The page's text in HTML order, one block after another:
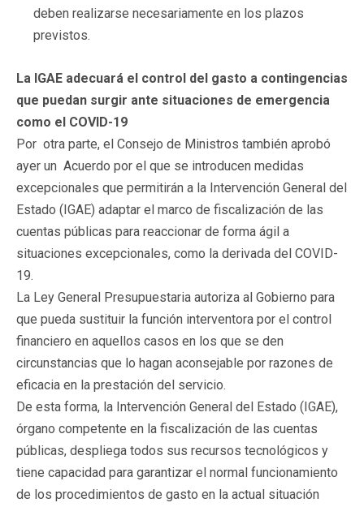
deben realizarse necesariamente en los plazos
previstos.
La IGAE adecuará el control del gasto a contingencias
que puedan surgir ante situaciones de emergencia
como el COVID-19
Por otra parte, el Consejo de Ministros también aprobó
ayer un Acuerdo por el que se introducen medidas
excepcionales que permitirán a la Intervención General del
Estado (IGAE) adaptar el marco de fiscalización de las
cuentas públicas para reaccionar de forma ágil a
situaciones excepcionales, como la derivada del COVID-
19.
La Ley General Presupuestaria autoriza al Gobierno para
que pueda sustituir la función interventora por el control
financiero en aquellos casos en los que se den
circunstancias que lo hagan aconsejable por razones de
eficacia en la prestación del servicio.
De esta forma, la Intervención General del Estado (IGAE),
órgano competente en la fiscalización de las cuentas
públicas, despliega todos sus recursos tecnológicos y
tiene capacidad para garantizar el normal funcionamiento
de los procedimientos de gasto en la actual situación